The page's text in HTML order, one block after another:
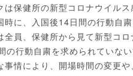
は保健所の新型コロナウイルス
時に、入国後 14 日間の行動自
全員、保健所から見て新型コ
の行動自粛を求められていな
事情により、開場時間の変更